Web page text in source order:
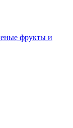
фрукты и